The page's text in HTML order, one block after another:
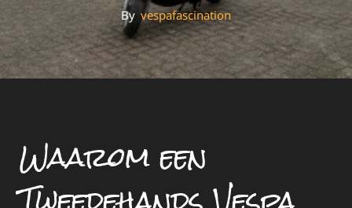
By
By Vespafascination
Waarom een